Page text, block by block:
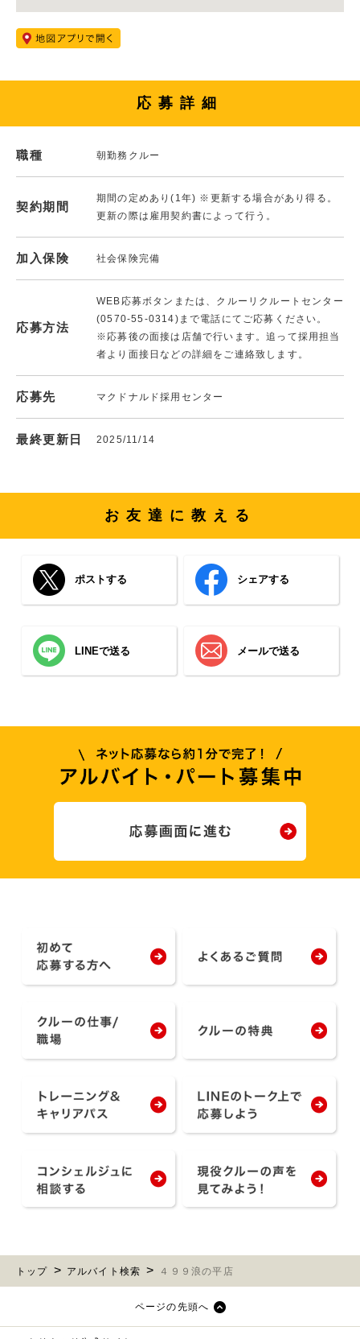
応募詳細
職種 朝勤務クルー
契約期間
期間の定めあり(1年) ※更新する場合があり得る。
更新の際は雇用契約書によって行う。
加入保険 社会保険完備
応募方法
WEB応募ボタンまたは、クルーリクルートセンター
(0570-55-0314)まで電話にてご応募ください。
※応募後の面接は店舗で行います。追って採用担当
者より面接日などの詳細をご連絡致します。
応募先 マクドナルド採用センター
最終更新日 2025/11/14
お友達に教える
ポストする シェアする
LINEで送る メールで送る
トップ アルバイト検索 ４９９浪の平店
ページの先頭へ